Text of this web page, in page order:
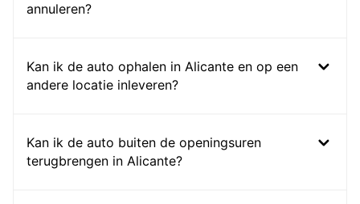
annuleren?
Kan ik de auto ophalen in Alicante en op een
andere locatie inleveren?
Kan ik de auto buiten de openingsuren
terugbrengen in Alicante?